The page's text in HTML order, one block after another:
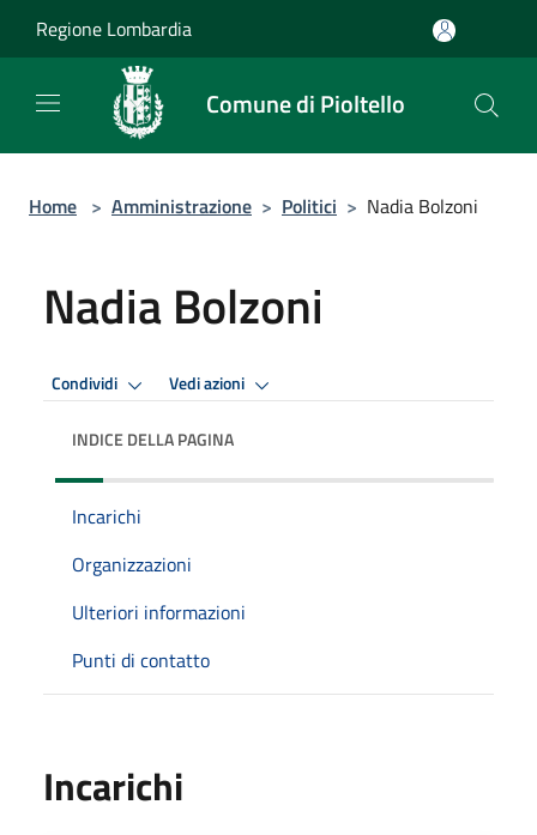
Regione Lombardia
Comune di Pioltello
Home > Amministrazione > Politici > Nadia Bolzoni
Nadia Bolzoni
Condividi Vedi azioni
INDICE DELLA PAGINA
Incarichi
Organizzazioni
Ulteriori informazioni
Punti di contatto
Incarichi